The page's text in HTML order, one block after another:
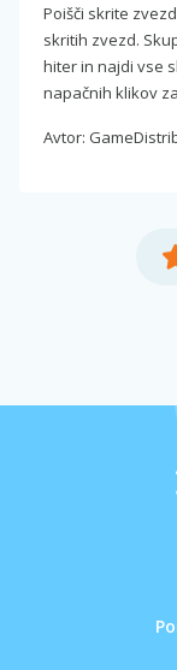
Poišči skrite
skritih zvezd.
hiter in najdi vse
napačnih klikov
Avtor: